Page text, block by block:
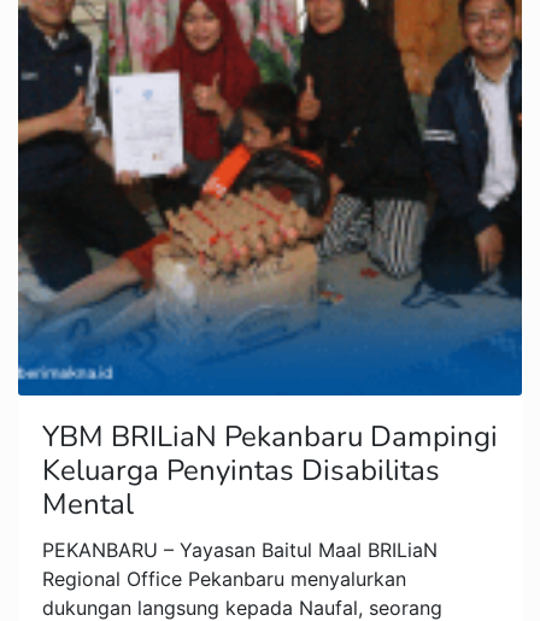
YBM BRILiaN Pekanbaru Dampingi
Keluarga Penyintas Disabilitas
Mental
PEKANBARU – Yayasan Baitul Maal BRILiaN
Regional Office Pekanbaru menyalurkan
dukungan langsung kepada Naufal, seorang